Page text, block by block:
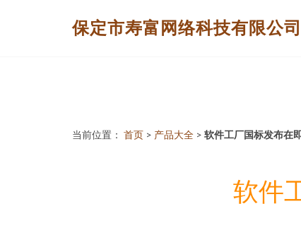
保定市寿富网络科技有限公司
当前位置： 首页 > 产品大全 > 软件工厂国标发布在
软件